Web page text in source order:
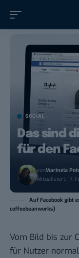
SOCIAL
Das sind
für den
vonMarinela
Aktualisiert: 17.
Auf Facebook gibt
coffeebeanworks)
Vom Bild bis zur
für Nutzer